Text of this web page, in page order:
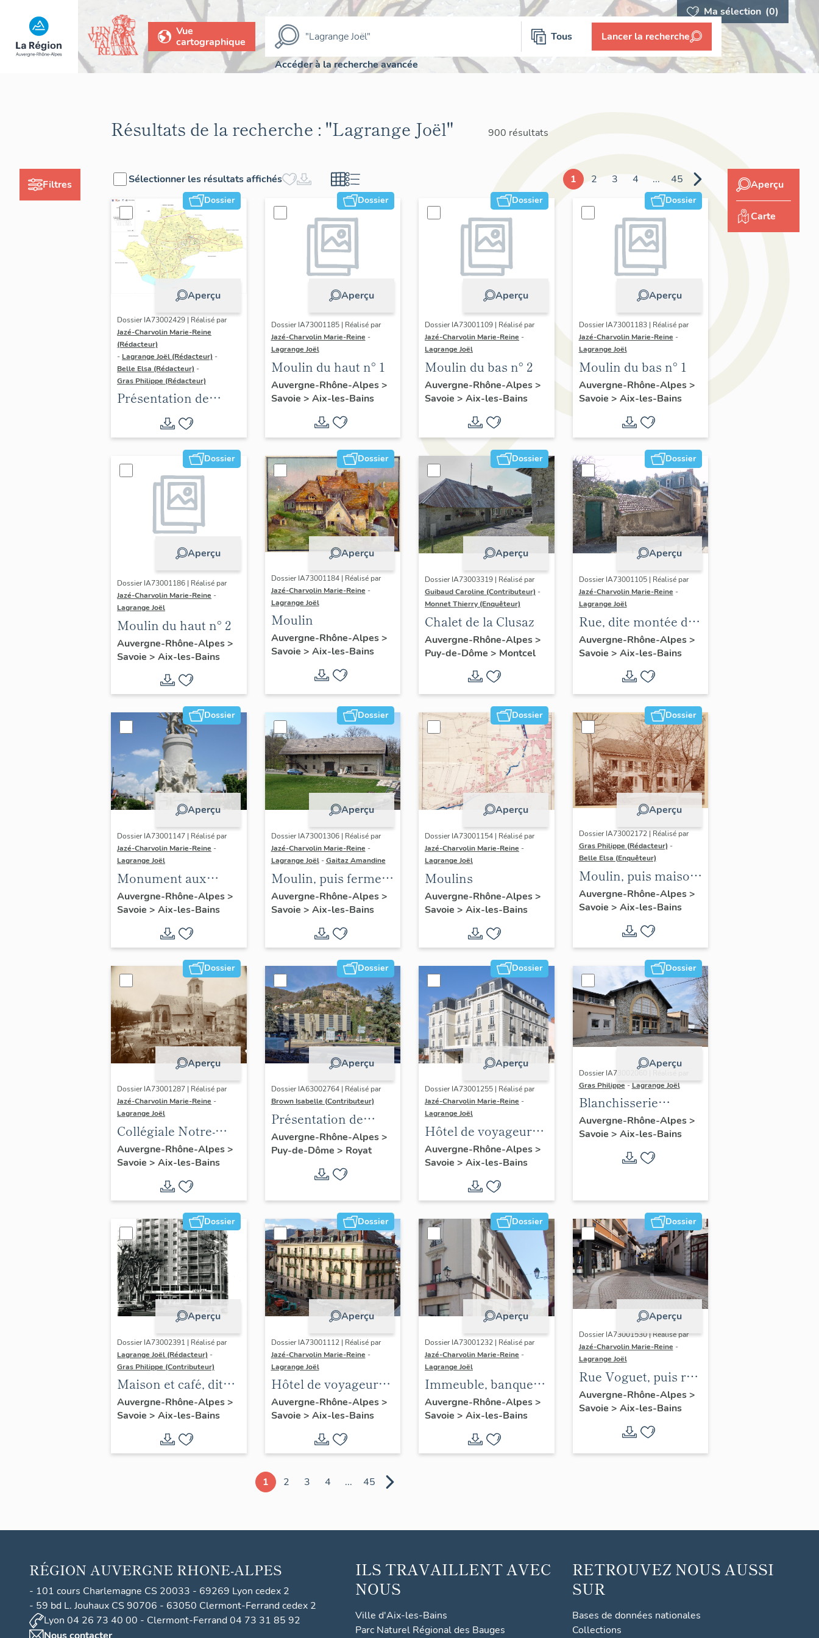
Ma sélection (0)
Vue
cartographique
Tous Lancer la recherche
Accéder à la recherche avancée
Filtres
Résultats de la recherche : "Lagrange Joël" 900 résultats
Sélectionner les résultats affichés 1 2 3 4 ... 45
Dossier
Aperçu
Dossier IA73002429 | Réalisé par
Jazé-Charvolin Marie-Reine
(Rédacteur)
- Lagrange Joël (Rédacteur) -
Belle Elsa (Rédacteur) -
Gras Philippe (Rédacteur)
Présentation de
l'opération
d'inventaire de la
Ville d'Aix-les-Bains
Dossier
Aperçu
Dossier IA73001185 | Réalisé par
Jazé-Charvolin Marie-Reine -
Lagrange Joël
Moulin du haut n° 1
Auvergne-Rhône-Alpes>
Savoie > Aix-les-Bains
Dossier
Aperçu
Dossier IA73001109 | Réalisé par
Jazé-Charvolin Marie-Reine -
Lagrange Joël
Moulin du bas n° 2
Auvergne-Rhône-Alpes>
Savoie > Aix-les-Bains
Dossier
Aperçu
Dossier IA73001183 | Réalisé par
Jazé-Charvolin Marie-Reine -
Lagrange Joël
Moulin du bas n° 1
Auvergne-Rhône-Alpes>
Savoie > Aix-les-Bains
Dossier
Aperçu
Dossier IA73001186 | Réalisé par
Jazé-Charvolin Marie-Reine -
Lagrange Joël
Moulin du haut n° 2
Auvergne-Rhône-Alpes>
Savoie > Aix-les-Bains
Dossier
Aperçu
Dossier IA73001184 | Réalisé par
Jazé-Charvolin Marie-Reine -
Lagrange Joël
Moulin
Auvergne-Rhône-Alpes>
Savoie > Aix-les-Bains
Dossier
Aperçu
Dossier IA73003319 | Réalisé par
Guibaud Caroline (Contributeur) -
Monnet Thierry (Enquêteur)
Chalet de la Clusaz
Auvergne-Rhône-Alpes>
Puy-de-Dôme > Montcel
Dossier
Aperçu
Dossier IA73001105 | Réalisé par
Jazé-Charvolin Marie-Reine -
Lagrange Joël
Rue, dite montée des
Moulins
Auvergne-Rhône-Alpes>
Savoie > Aix-les-Bains
Dossier
Aperçu
Dossier IA73001147 | Réalisé par
Jazé-Charvolin Marie-Reine -
Lagrange Joël
Monument aux
morts de la guerre
de 14-18
Auvergne-Rhône-Alpes>
Savoie > Aix-les-Bains
Dossier
Aperçu
Dossier IA73001306 | Réalisé par
Jazé-Charvolin Marie-Reine -
Lagrange Joël -Gaitaz Amandine
Moulin, puis ferme
Blanchard,
actuellement foyer
Auvergne-Rhône-Alpes>
Savoie > Aix-les-Bains
Dossier
Aperçu
Dossier IA73001154 | Réalisé par
Jazé-Charvolin Marie-Reine -
Lagrange Joël
Moulins
Auvergne-Rhône-Alpes>
Savoie > Aix-les-Bains
Dossier
Aperçu
Dossier IA73002172 | Réalisé par
Gras Philippe (Rédacteur) -
Belle Elsa (Enquêteur)
Moulin, puis maison,
dite villa de la
Cascade, puis hôtel
de voyageurs,
annexe de l'hôtel
Gentil Castel
Auvergne-Rhône-Alpes>
Savoie > Aix-les-Bains
Dossier
Aperçu
Dossier IA73001287 | Réalisé par
Jazé-Charvolin Marie-Reine -
Lagrange Joël
Collégiale Notre-
Dame de
l'Assomption
Auvergne-Rhône-Alpes>
Savoie > Aix-les-Bains
Dossier
Aperçu
Dossier IA63002764 | Réalisé par
Brown Isabelle (Contributeur)
Présentation de
l'opération
d'inventaire de la
station thermale de
Royat-Chamalières
Auvergne-Rhône-Alpes>
Puy-de-Dôme > Royat
Dossier
Aperçu
Dossier IA73001255 | Réalisé par
Jazé-Charvolin Marie-Reine -
Lagrange Joël
Hôtel de voyageurs,
Grand Hôtel
international
Auvergne-Rhône-Alpes>
Savoie > Aix-les-Bains
Dossier
Aperçu
Dossier IA73002060 | Réalisé par
Gras Philippe-Lagrange Joël
Blanchisserie
industrielle, dite
buanderie de
l'établissement
thermal, puis
Thermes nationaux
ou blanchisserie de
Marlioz
Auvergne-Rhône-Alpes>
Savoie > Aix-les-Bains
Dossier
Aperçu
Dossier IA73002391 | Réalisé par
Lagrange Joël (Rédacteur) -
Gras Philippe (Contributeur)
Maison et café, dit
Maison Pin, Café
Lyonnais et Théâtre
de Guignol de Lyon,
puis café-concert
automobile, dit
Garage Garin, puis
Garage Perrel,
actuellement garage
Auvergne-Rhône-Alpes>
Savoie > Aix-les-Bains
Dossier
Aperçu
Dossier IA73001112 | Réalisé par
Jazé-Charvolin Marie-Reine -
Lagrange Joël
Hôtel de voyageurs,
Hôtel Gaillard, puis
immeuble
Auvergne-Rhône-Alpes>
Savoie > Aix-les-Bains
Dossier
Aperçu
Dossier IA73001232 | Réalisé par
Jazé-Charvolin Marie-Reine -
Lagrange Joël
Immeuble, banque
Société Générale
(extension)
Auvergne-Rhône-Alpes>
Savoie > Aix-les-Bains
Dossier
Aperçu
Dossier IA73001530 | Réalisé par
Jazé-Charvolin Marie-Reine -
Lagrange Joël
Rue Voguet, puis rue
de la République
Auvergne-Rhône-Alpes>
Savoie > Aix-les-Bains
1 2 3 4 ... 45
Aperçu
Carte
RÉGION AUVERGNE RHONE-ALPES
- 101 cours Charlemagne CS 20033 - 69269 Lyon cedex 2
- 59 bd L. Jouhaux CS 90706 - 63050 Clermont-Ferrand cedex 2
Lyon 04 26 73 40 00 - Clermont-Ferrand 04 73 31 85 92
ILS TRAVAILLENT AVEC
NOUS
Ville d'Aix-les-Bains
Parc Naturel Régional des Bauges
RETROUVEZ NOUS AUSSI
SUR
Bases de données nationales
Collections